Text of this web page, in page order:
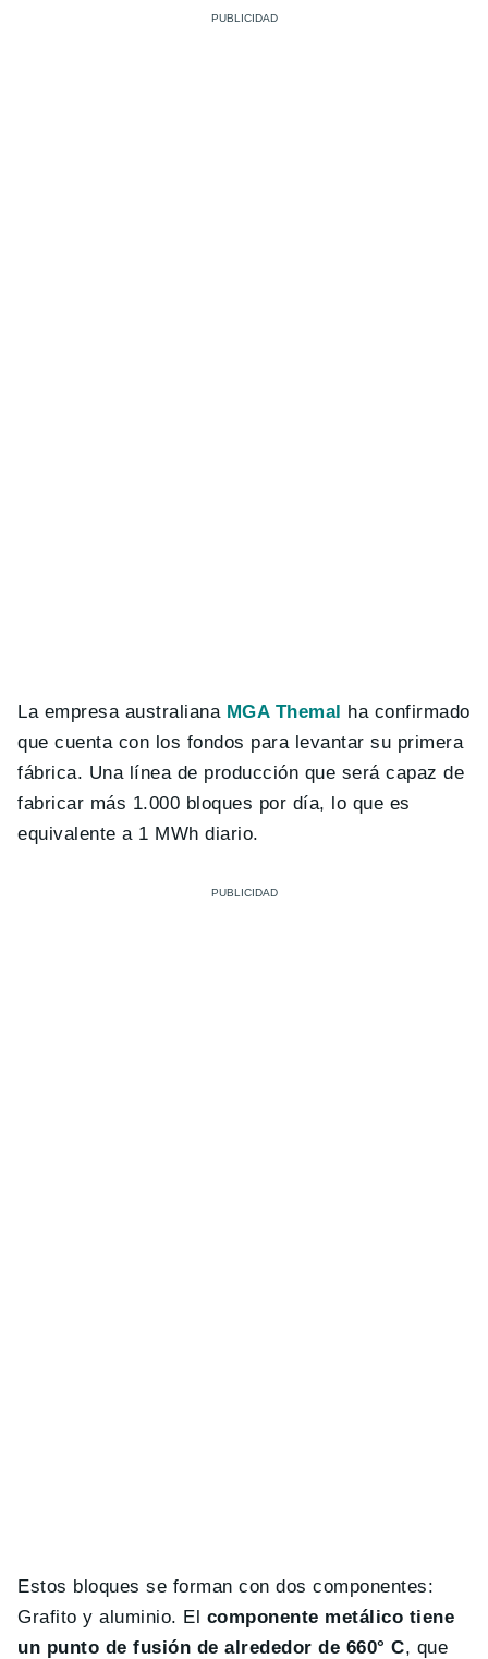
La empresa australianaMGA Themal ha confirmado
que cuenta con los fondos para levantar su primera
fábrica. Una línea de producción que será capaz de
fabricar más 1.000 bloques por día, lo que es
equivalente a 1 MWh diario.
Estos bloques se forman con dos componentes:
Grafito y aluminio. El componente metálico tiene
un punto de fusión de alrededor de 660° C, que